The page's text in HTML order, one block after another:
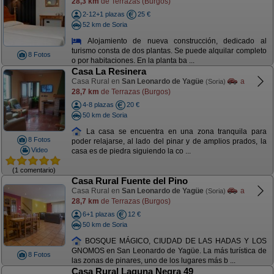
8 Fotos
2-12+1 plazas
25 €
52 km de Soria
Alojamiento de nueva construcción, dedicado al
turismo consta de dos plantas. Se puede alquilar completo
o por habitaciones. En la planta ba ...
8 Fotos
Video
(1 comentario)
Casa La Resinera
Casa Rural en San Leonardo de Yagüe (Soria)
a
28,7 km de Terrazas (Burgos)
4-8 plazas
20 €
50 km de Soria
La casa se encuentra en una zona tranquila para
poder relajarse, al lado del pinar y de amplios prados, la
casa es de piedra siguiendo la co ...
8 Fotos
Casa Rural Fuente del Pino
Casa Rural en San Leonardo de Yagüe (Soria)
a
28,7 km de Terrazas (Burgos)
6+1 plazas
12 €
50 km de Soria
BOSQUE MÁGICO, CIUDAD DE LAS HADAS Y LOS
GNOMOS en San Leonardo de Yagüe. La más turística de
las zonas de pinares, uno de los lugares más b ...
Casa Rural Laguna Negra 49